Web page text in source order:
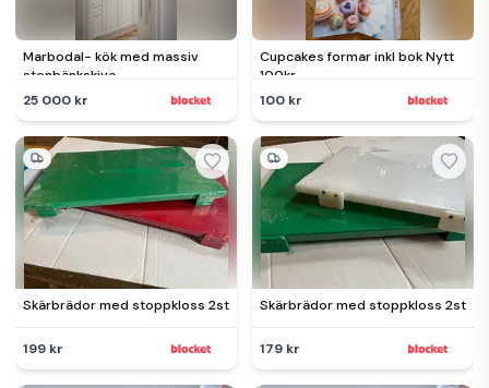
Marbodal- kök med massiv
stenbänkskiva
25 000 kr
Cupcakes formar inkl bok Nytt
100kr
100 kr
Skärbrädor med stoppkloss 2st
199 kr
Skärbrädor med stoppkloss 2st
179 kr